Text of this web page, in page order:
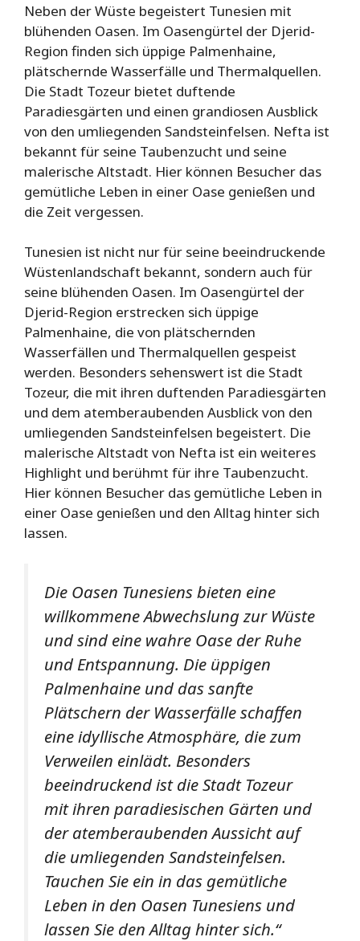
Neben der Wüste begeistert Tunesien mit
blühenden Oasen. Im Oasengürtel der Djerid-
Region finden sich üppige Palmenhaine,
plätschernde Wasserfälle und Thermalquellen.
Die Stadt Tozeur bietet duftende
Paradiesgärten und einen grandiosen Ausblick
von den umliegenden Sandsteinfelsen. Nefta ist
bekannt für seine Taubenzucht und seine
malerische Altstadt. Hier können Besucher das
gemütliche Leben in einer Oase genießen und
die Zeit vergessen.
Tunesien ist nicht nur für seine beeindruckende
Wüstenlandschaft bekannt, sondern auch für
seine blühenden Oasen. Im Oasengürtel der
Djerid-Region erstrecken sich üppige
Palmenhaine, die von plätschernden
Wasserfällen und Thermalquellen gespeist
werden. Besonders sehenswert ist die Stadt
Tozeur, die mit ihren duftenden Paradiesgärten
und dem atemberaubenden Ausblick von den
umliegenden Sandsteinfelsen begeistert. Die
malerische Altstadt von Nefta ist ein weiteres
Highlight und berühmt für ihre Taubenzucht.
Hier können Besucher das gemütliche Leben in
einer Oase genießen und den Alltag hinter sich
lassen.
Die Oasen Tunesiens bieten eine
willkommene Abwechslung zur Wüste
und sind eine wahre Oase der Ruhe
und Entspannung. Die üppigen
Palmenhaine und das sanfte
Plätschern der Wasserfälle schaffen
eine idyllische Atmosphäre, die zum
Verweilen einlädt. Besonders
beeindruckend ist die Stadt Tozeur
mit ihren paradiesischen Gärten und
der atemberaubenden Aussicht auf
die umliegenden Sandsteinfelsen.
Tauchen Sie ein in das gemütliche
Leben in den Oasen Tunesiens und
lassen Sie den Alltag hinter sich.“